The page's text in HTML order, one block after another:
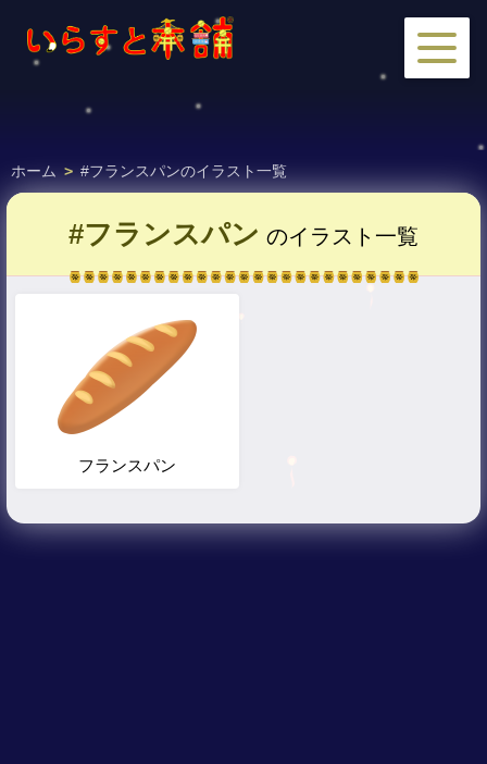
ホーム > #フランスパンのイラスト一覧
#フランスパン のイラスト一覧
フランスパン